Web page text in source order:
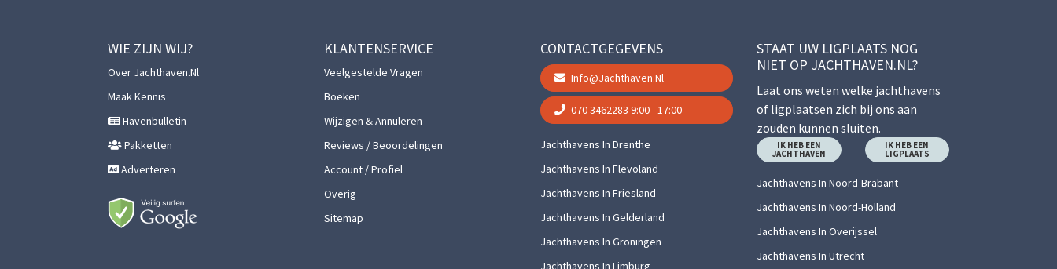
WIE ZIJN WIJ?
Over Jachthaven.nl
Maak Kennis
Havenbulletin
Pakketten
Adverteren
KLANTENSERVICE
Veelgestelde Vragen
Boeken
Wijzigen & Annuleren
Reviews / Beoordelingen
Account / Profiel
Overig
Sitemap
CONTACTGEGEVENS
Info@jachthaven.nl
070 3462283 9:00 - 17:00
Jachthavens In Drenthe
Jachthavens In Flevoland
Jachthavens In Friesland
Jachthavens In Gelderland
Jachthavens In Groningen
Jachthavens In Limburg
STAAT UW LIGPLAATS NOG
NIET OP JACHTHAVEN.NL?
Laat ons weten welke jachthavens
of ligplaatsen zich bij ons aan
zouden kunnen sluiten.
IK HEB EEN
JACHTHAVEN
IK HEB EEN
LIGPLAATS
Jachthavens In Noord-Brabant
Jachthavens In Noord-Holland
Jachthavens In Overijssel
Jachthavens In Utrecht